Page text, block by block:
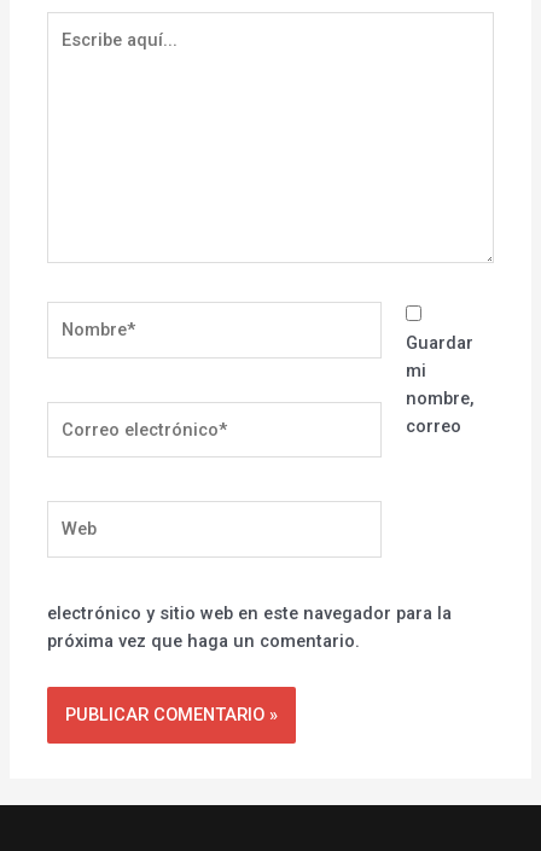
aquí...
electrónico*
Guardar
mi
nombre,
correo
electrónico y sitio web en este navegador para la
próxima vez que haga un comentario.